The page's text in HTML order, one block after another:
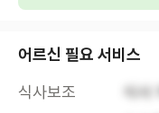
어르신 필요 서비스
식사보조
식